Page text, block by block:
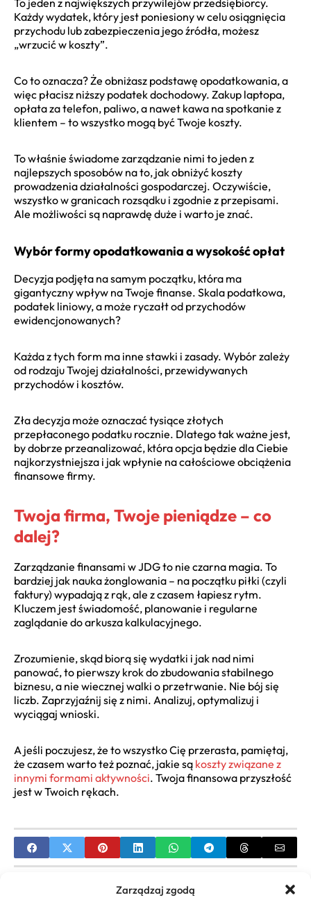
Zarządzaj zgodą
Każdy wydatek, który jest poniesiony w celu osiągnięcia
przychodu lub zabezpieczenia jego źródła, możesz
„wrzucić w koszty”.
Co to oznacza? Że obniżasz podstawę opodatkowania, a
więc płacisz niższy podatek dochodowy. Zakup laptopa,
opłata za telefon, paliwo, a nawet kawa na spotkanie z
klientem – to wszystko mogą być Twoje koszty.
To właśnie świadome zarządzanie nimi to jeden z
najlepszych sposobów na to, jak obniżyć koszty
prowadzenia działalności gospodarczej. Oczywiście,
wszystko w granicach rozsądku i zgodnie z przepisami.
Ale możliwości są naprawdę duże i warto je znać.
Wybór formy opodatkowania a wysokość opłat
Decyzja podjęta na samym początku, która ma
gigantyczny wpływ na Twoje finanse. Skala podatkowa,
podatek liniowy, a może ryczałt od przychodów
ewidencjonowanych?
Każda z tych form ma inne stawki i zasady. Wybór zależy
od rodzaju Twojej działalności, przewidywanych
przychodów i kosztów.
Zła decyzja może oznaczać tysiące złotych
przepłaconego podatku rocznie. Dlatego tak ważne jest,
by dobrze przeanalizować, która opcja będzie dla Ciebie
najkorzystniejsza i jak wpłynie na całościowe obciążenia
finansowe firmy.
Twoja firma, Twoje pieniądze – co
dalej?
Zarządzanie finansami w JDG to nie czarna magia. To
bardziej jak nauka żonglowania – na początku piłki (czyli
faktury) wypadają z rąk, ale z czasem łapiesz rytm.
Kluczem jest świadomość, planowanie i regularne
zaglądanie do arkusza kalkulacyjnego.
Zrozumienie, skąd biorą się wydatki i jak nad nimi
panować, to pierwszy krok do zbudowania stabilnego
biznesu, a nie wiecznej walki o przetrwanie. Nie bój się
liczb. Zaprzyjaźnij się z nimi. Analizuj, optymalizuj i
wyciągaj wnioski.
A jeśli poczujesz, że to wszystko Cię przerasta, pamiętaj,
że czasem warto też poznać, jakie są koszty związane z
innymi formami aktywności. Twoja finansowa przyszłość
jest w Twoich rękach.